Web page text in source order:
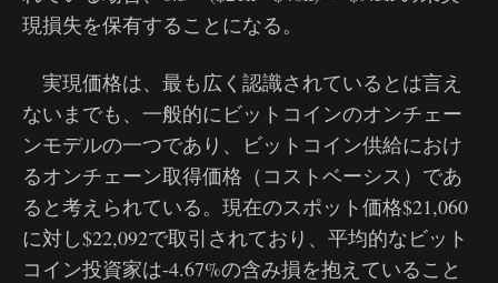
現損失を保有することになる。
実現価格は、最も広く認識されているとは言え
ないまでも、一般的にビットコインのオンチェー
ンモデルの一つであり、ビットコイン供給におけ
るオンチェーン取得価格（コストベーシス）であ
ると考えられている。現在のスポット価格$21,060
に対し$22,092で取引されており、平均的なビット
コイン投資家は-4.67%の含み損を抱えていること